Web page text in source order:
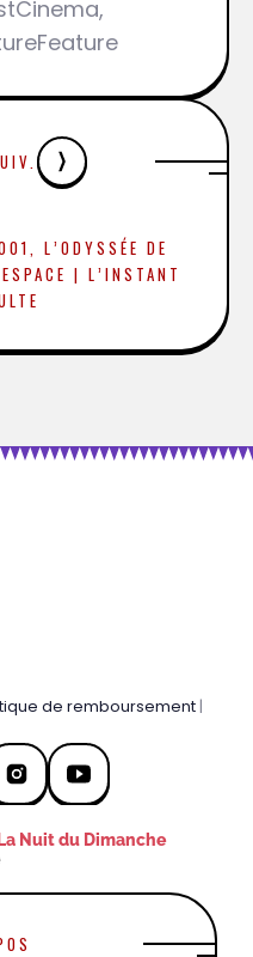
L’ODYSSÉE DE
| L’INSTANT
de remboursement|
Nuit du Dimanche